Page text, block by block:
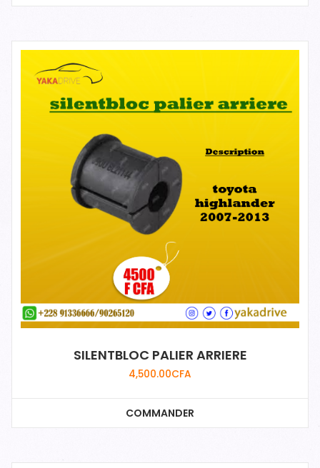
SILENTBLOC PALIER ARRIERE
4,500.00CFA
COMMANDER